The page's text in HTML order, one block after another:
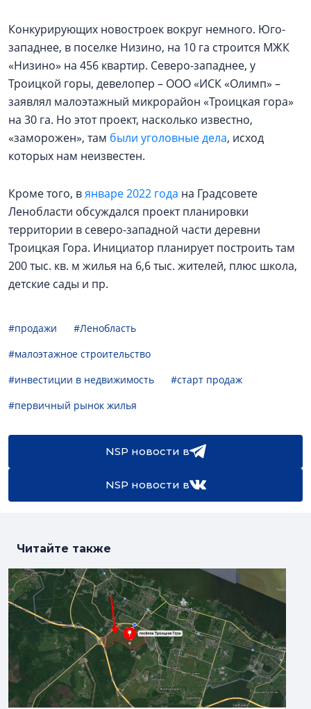
Конкурирующих новостроек вокруг немного. Юго-
западнее, в поселке Низино, на 10 га строится МЖК
«Низино» на 456 квартир. Северо-западнее, у
Троицкой горы, девелопер – ООО «ИСК «Олимп» –
заявлял малоэтажный микрорайон «Троицкая гора»
на 30 га. Но этот проект, насколько известно,
«заморожен», там были уголовные дела, исход
которых нам неизвестен.
Кроме того, вянваре 2022 года на Градсовете
Ленобласти обсуждался проект планировки
территории в северо-западной части деревни
Троицкая Гора. Инициатор планирует построить там
200 тыс. кв. м жилья на 6,6 тыс. жителей, плюс школа,
детские сады и пр.
#продажи
#Ленобласть
#малоэтажное строительство
#инвестиции в недвижимость
#старт продаж
#первичный рынок жилья
NSP новости в
NSP новости в
Читайте также